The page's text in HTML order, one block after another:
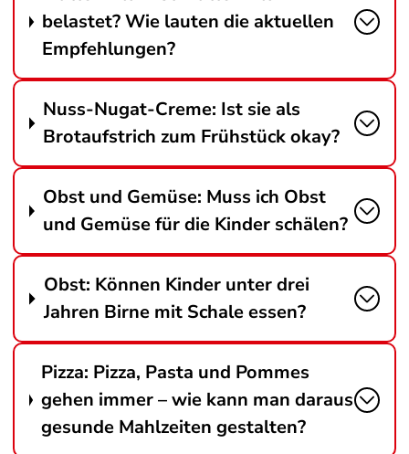
belastet? Wie lauten die aktuellen
Empfehlungen?
Nuss-Nugat-Creme: Ist sie als
Brotaufstrich zum Frühstück okay?
Obst und Gemüse: Muss ich Obst
und Gemüse für die Kinder schälen?
Obst: Können Kinder unter drei
Jahren Birne mit Schale essen?
Pizza: Pizza, Pasta und Pommes
gehen immer – wie kann man daraus
gesunde Mahlzeiten gestalten?